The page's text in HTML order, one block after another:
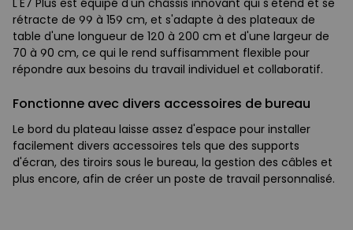
L'E7 Plus est équipé d'un châssis innovant qui s'étend et se
rétracte de 99 à 159 cm, et s'adapte à des plateaux de
table d'une longueur de 120 à 200 cm et d'une largeur de
70 à 90 cm, ce qui le rend suffisamment flexible pour
répondre aux besoins du travail individuel et collaboratif.
Fonctionne avec divers accessoires de bureau
Le bord du plateau laisse assez d'espace pour installer
facilement divers accessoires tels que des supports
d'écran, des tiroirs sous le bureau, la gestion des câbles et
plus encore, afin de créer un poste de travail personnalisé.